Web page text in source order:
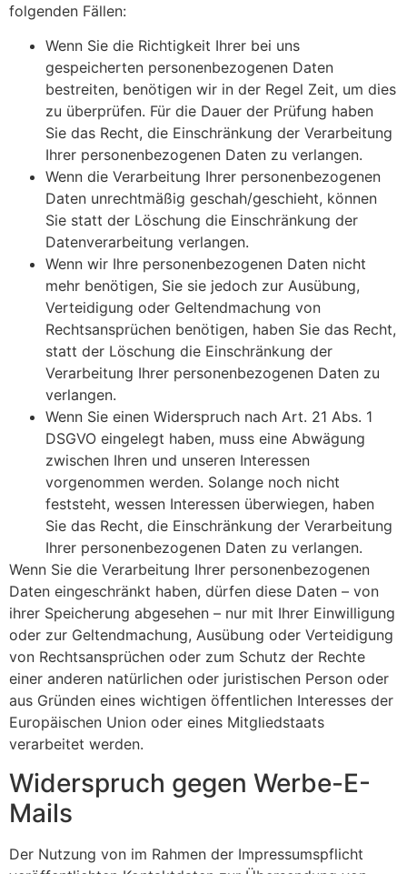
folgenden Fällen:
Wenn Sie die Richtigkeit Ihrer bei uns
gespeicherten personenbezogenen Daten
bestreiten, benötigen wir in der Regel Zeit, um dies
zu überprüfen. Für die Dauer der Prüfung haben
Sie das Recht, die Einschränkung der Verarbeitung
Ihrer personenbezogenen Daten zu verlangen.
Wenn die Verarbeitung Ihrer personenbezogenen
Daten unrechtmäßig geschah/geschieht, können
Sie statt der Löschung die Einschränkung der
Datenverarbeitung verlangen.
Wenn wir Ihre personenbezogenen Daten nicht
mehr benötigen, Sie sie jedoch zur Ausübung,
Verteidigung oder Geltendmachung von
Rechtsansprüchen benötigen, haben Sie das Recht,
statt der Löschung die Einschränkung der
Verarbeitung Ihrer personenbezogenen Daten zu
verlangen.
Wenn Sie einen Widerspruch nach Art. 21 Abs. 1
DSGVO eingelegt haben, muss eine Abwägung
zwischen Ihren und unseren Interessen
vorgenommen werden. Solange noch nicht
feststeht, wessen Interessen überwiegen, haben
Sie das Recht, die Einschränkung der Verarbeitung
Ihrer personenbezogenen Daten zu verlangen.
Wenn Sie die Verarbeitung Ihrer personenbezogenen
Daten eingeschränkt haben, dürfen diese Daten – von
ihrer Speicherung abgesehen – nur mit Ihrer Einwilligung
oder zur Geltendmachung, Ausübung oder Verteidigung
von Rechtsansprüchen oder zum Schutz der Rechte
einer anderen natürlichen oder juristischen Person oder
aus Gründen eines wichtigen öffentlichen Interesses der
Europäischen Union oder eines Mitgliedstaats
verarbeitet werden.
Widerspruch gegen Werbe-E-
Mails
Der Nutzung von im Rahmen der Impressumspflicht